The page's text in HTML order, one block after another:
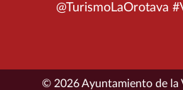
@TurismoLaOrotava
© 2026 Ayuntamiento de la